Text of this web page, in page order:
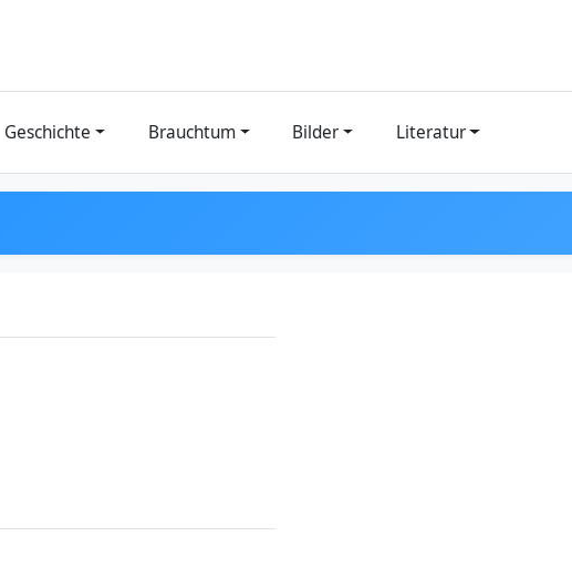
Geschichte Brauchtum Bilder Literatur